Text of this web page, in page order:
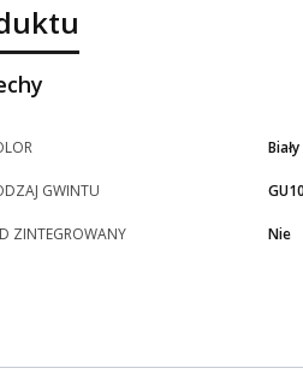
Biały
GWINTU GU10
ZINTEGROWANY Nie